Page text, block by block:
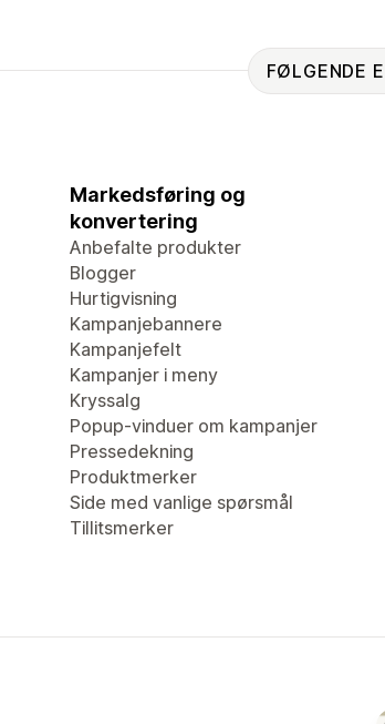
FØLGENDE
Markedsføring og
konvertering
Anbefalte produkter
Blogger
Hurtigvisning
Kampanjebannere
Kampanjefelt
Kampanjer i meny
Kryssalg
Popup-vinduer om kampanjer
Pressedekning
Produktmerker
Side med vanlige spørsmål
Tillitsmerker